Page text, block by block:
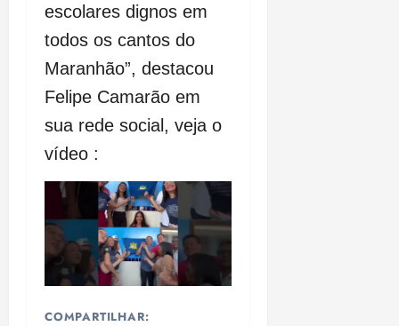
escolares dignos em
todos os cantos do
Maranhão”, destacou
Felipe Camarão em
sua rede social, veja o
vídeo :
COMPARTILHAR: